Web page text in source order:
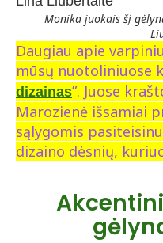
Monika juokais šį
Daugiau apie
mūsų nuotoliniuose
dizainas”. Juose
Marozienė išsamiai
sąlygomis
dizaino dėsnių,